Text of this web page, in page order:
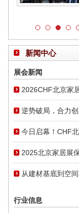
新闻中心
展会新闻
2026CHF北京家
面开放
逆势破局，合力
今日启幕！CHF
2025北京家居展
南一篇就够！
从建材基底到空
行业信息